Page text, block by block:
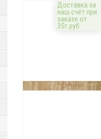
Доставка за
наш счёт при
заказе от
35т.руб